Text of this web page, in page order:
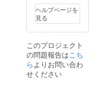
ヘルプページを
見る
このプロジェクト
の問題報告はこち
らよりお問い合わ
せください